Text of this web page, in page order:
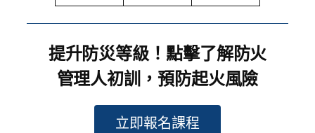
提升防災等級！點擊了解防火
管理人初訓，預防起火風險
立即報名課程